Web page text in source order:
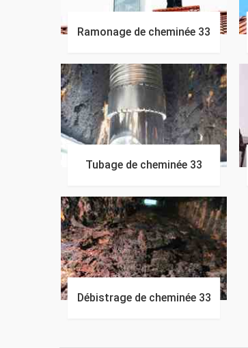
Ramonage de cheminée 33
Tubage de cheminée 33
Débistrage de cheminée 33